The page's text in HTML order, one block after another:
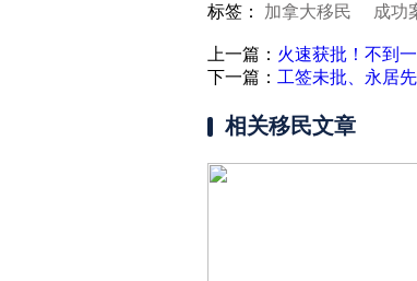
标签： 加拿大移民 成功
上一篇： 火速获批！不到
下一篇： 工签未批、永居
相关移民文章